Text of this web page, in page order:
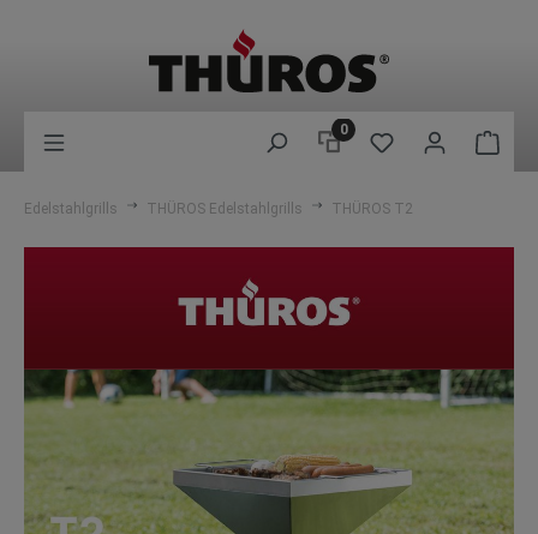
0
Edelstahlgrills THÜROS Edelstahlgrills THÜROS T2